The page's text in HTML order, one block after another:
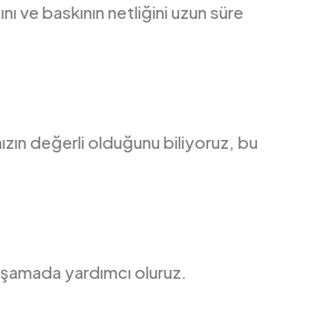
ve baskının netliğini uzun süre
değerli olduğunu biliyoruz, bu
yardımcı oluruz.